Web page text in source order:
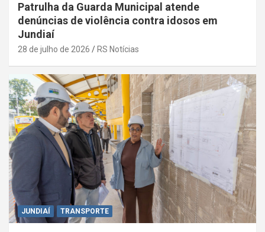
Patrulha da Guarda Municipal atende
denúncias de violência contra idosos em
Jundiaí
28 de julho de 2026 RS Notícias
JUNDIAÍ TRANSPORTE